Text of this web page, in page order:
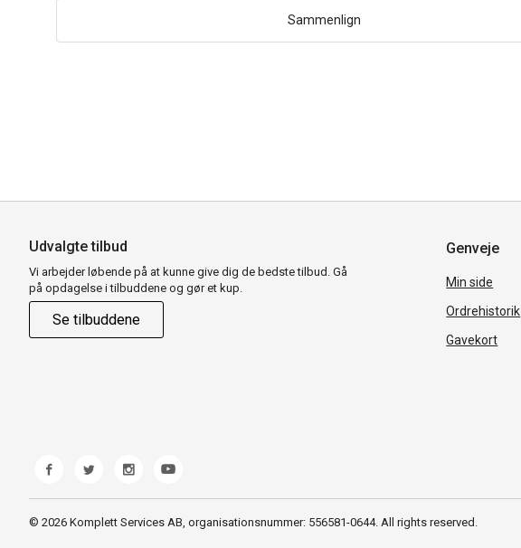
Sammenlign
Udvalgte tilbud
Vi arbejder løbende på at kunne give dig de bedste tilbud. Gå
på opdagelse i tilbuddene og gør et kup.
Se tilbuddene
Genveje
Min side
Ordrehistorik
Gavekort
© 2026 Komplett Services AB, organisationsnummer: 556581-0644. All rights reserved.